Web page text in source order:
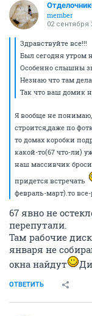
member
02 сентября
Здравствуйте все!!!
Был сегодня утром
Особенно слышны
Незнаю что там
Так что ваш домик
Я вообще не
строится,даже по
то домах коробки
какой-то(67 что-ли)
наш массивчик
придется встречать
февраль-март).то
67 явно не
перепутали.
Там рабочие
января не
окна найдут
ОТВЕТИТЬ